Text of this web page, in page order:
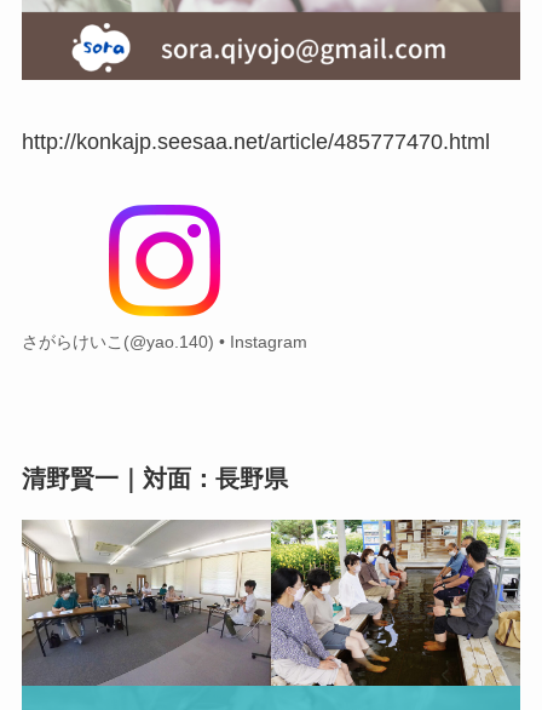
http://konkajp.seesaa.net/article/485777470.html
さがらけいこ(@yao.140) • Instagram
清野賢一｜対面：長野県